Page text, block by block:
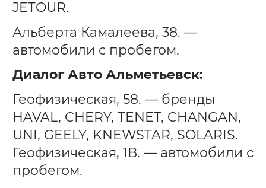
JETOUR.
Альберта Камалеева, 38. —
автомобили с пробегом.
Диалог Авто Альметьевск:
Геофизическая, 58. — бренды
HAVAL, CHERY, TENET, CHANGAN,
UNI, GEELY, KNEWSTAR, SOLARIS.
Геофизическая, 1В. — автомобили с
пробегом.